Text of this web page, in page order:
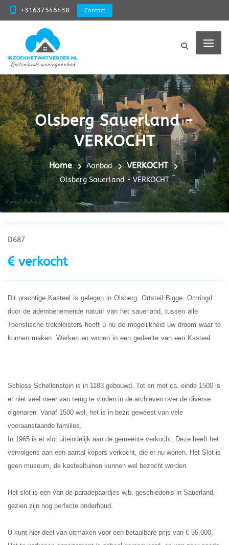
+31637546438 Contact
Olsberg Sauerland -
VERKOCHT
Home Aanbod VERKOCHT
Olsberg Sauerland - VERKOCHT
D687
verkocht
Dit prachtige Kasteel is gelegen in Olsberg, Ortsteil Bigge. Omringd
door de adembenemende natuur van het sauerland, tussen alle
Toeristische trekpleisters heeft u nu de mogelijkheid uw droom waar te
kunnen maken. Werken en wonen in een gedeelte van een Kasteel
Schloss Schellenstein is in 1183 gebouwd. Tot en met ca. einde 1500 is
er niet veel meer van terug te vinden in de archieven over de diverse
eigenaren. Vanaf 1500 wel, het is in bezit geweest van vele
vooraanstaande families.
In 1965 is et slot uiteindelijk aan de gemeente verkocht. Deze heeft het
vervolgens aan een aantal kopers verkocht, die er nu wonen. Het Slot is
geen museum, de kasteeltuinen kunnen wel bezocht worden.
Het slot is een van de paradepaardjes w.b. geschiedenis in Sauerland,
gezien zijn nog perfecte onderhoud.
U kunt hier deel van uitmaken voor een betaalbare prijs van € 55.000,-